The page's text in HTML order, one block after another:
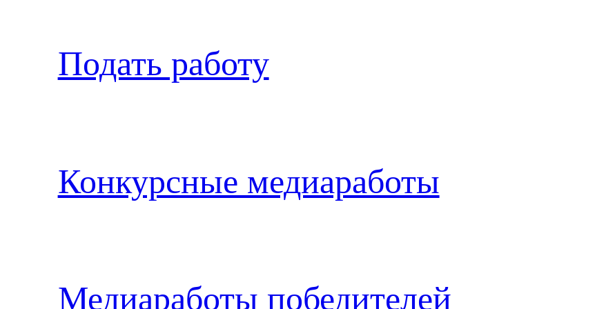
Подать работу
Конкурсные медиаработы
Медиаработы победителей